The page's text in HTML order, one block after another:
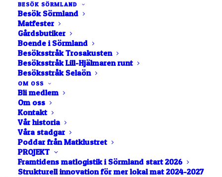
BESÖK SÖRMLAND
Besök Sörmland
Matfester
Gårdsbutiker
Boende i Sörmland
Besöksstråk Trosakusten
Besöksstråk Lill-Hjälmaren runt
Besöksstråk Selaön
OM OSS
Bli medlem
Om oss
Kontakt
Vår historia
Våra stadgar
Poddar från Matklustret
PROJEKT
Framtidens matlogistik i Sörmland start 2026
Strukturell innovation för mer lokal mat 2024-2027
#3 keramikmugg
djupblå Studio Osprey
275kr
Keramikmugg djupblå i stengodskeramik. Studio
Osprey tryck i nederkant. Tål maskindisk och micro.
Höjd 7 cm
4 i lager
#3
keramikmugg
LÄGG TILL I VARUKORG